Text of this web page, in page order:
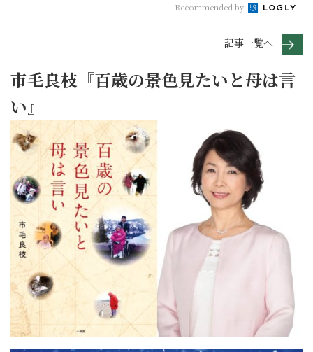
Recommended by
記事一覧へ
市毛良枝『百歳の景色見たいと母は言
い』